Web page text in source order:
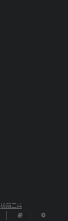
极简工具